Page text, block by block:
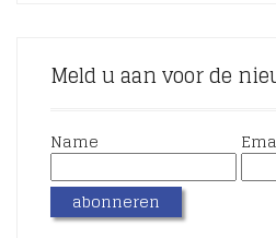
Meld u aan voor de
Name